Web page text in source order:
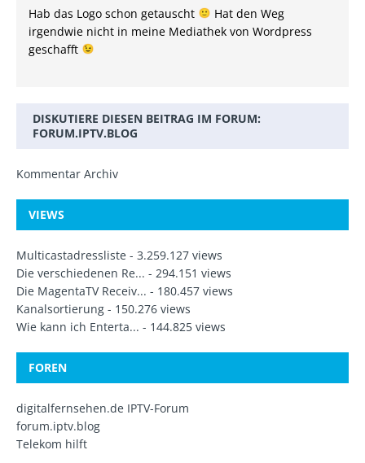
Hab das Logo schon getauscht
Hat den Weg
irgendwie nicht in meine Mediathek von Wordpress
geschafft
DISKUTIERE DIESEN BEITRAG IM FORUM:
FORUM.IPTV.BLOG
Kommentar Archiv
VIEWS
Multicastadressliste - 3.259.127 views
Die verschiedenen Re... - 294.151 views
Die MagentaTV Receiv... - 180.457 views
Kanalsortierung - 150.276 views
Wie kann ich Enterta... - 144.825 views
FOREN
digitalfernsehen.de IPTV-Forum
forum.iptv.blog
Telekom hilft